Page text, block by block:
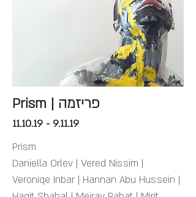
Prism | פריזמה
11.10.19 - 9.11.19
Prism
Daniella Orlev | Vered Nissim |
Veroniqe Inbar | Hannan Abu Hussein |